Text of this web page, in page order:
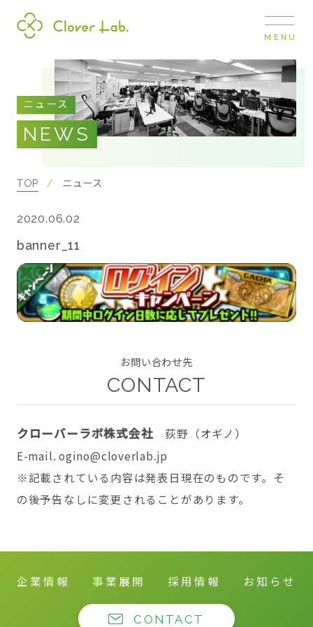
COMPANY
企業情報
ナビ
事業展開
RECRUIT
採用情報
NEWS
お知らせ
CONTACT
twitter facebook instagram
MENU
ニュース
NEWS
TOP ニュース
banner_11
2020.06.02
お問い合わせ先
CONTACT
クローバーラボ株式会社 荻野（オギノ）
E-mail. ogino@cloverlab.jp
※記載されている内容は発表日現在のものです。そ
の後予告なしに変更されることがあります。
企業情報 事業展開 採用情報 お知らせ
CONTACT